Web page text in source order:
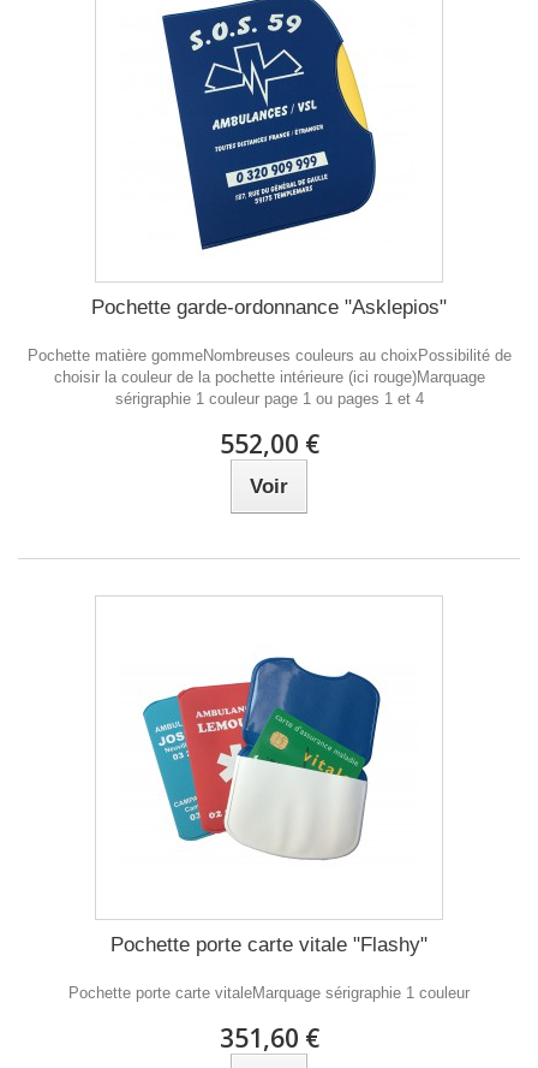
Pochette garde-ordonnance "Asklepios"
Pochette matière gommeNombreuses couleurs au choixPossibilité de
choisir la couleur de la pochette intérieure (ici rouge)Marquage
sérigraphie 1 couleur page 1 ou pages 1 et 4
552,00 €
Voir
Pochette porte carte vitale "Flashy"
Pochette porte carte vitaleMarquage sérigraphie 1 couleur
351,60 €